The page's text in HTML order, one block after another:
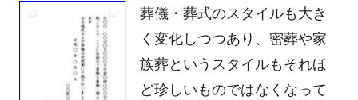
葬儀・葬式のスタイルも大き
く変化しつつあり、密葬や家
族葬というスタイルもそれほ
ど珍しいものではなくなって